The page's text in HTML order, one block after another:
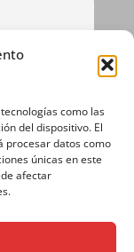
como las
del dispositivo. El
procesar datos como
únicas en este
afectar
privacidad